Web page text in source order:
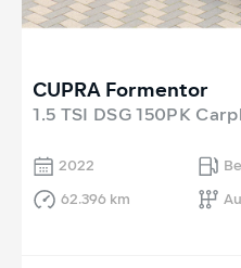
CUPRA Formentor
1.5 TSI DSG 150PK
2022
62.396 km